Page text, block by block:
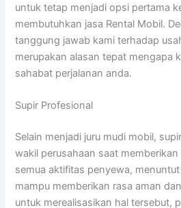
untuk tetap menjadi opsi pertama
membutuhkan jasa Rental Mobil.
tanggung jawab kami terhadap
merupakan alasan tepat mengapa
sahabat perjalanan anda.
Supir Profesional
Selain menjadi juru mudi mobil,
wakil perusahaan saat
semua aktifitas penyewa,
mampu memberikan rasa aman
untuk merealisasikan hal tersebut,